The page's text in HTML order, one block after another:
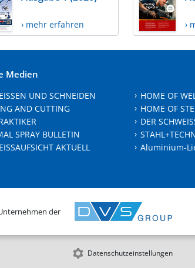
› mehr erfahren ›
Medien
UND SCHNEIDEN
AND CUTTING
SPRAY BULLETIN
AKTUELL
HOME OF
HOME OF
DER
Aluminium-
der
Datenschutzeinstellungen